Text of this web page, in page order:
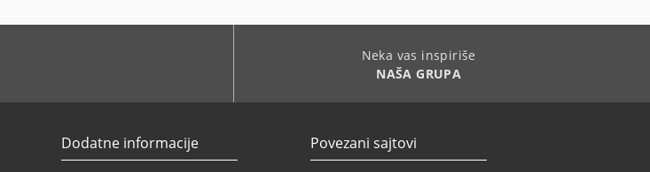
Neka vas inspiriše
NAŠA GRUPA
Dodatne informacije Povezani sajtovi